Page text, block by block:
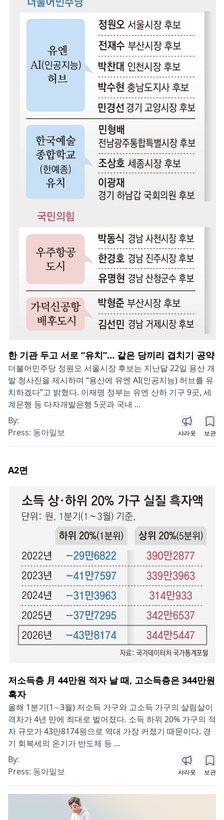
한 기관 두고 서로 “유치”… 같은 당끼리 겹치기 공약
더불어민주당 정원오 서울시장 후보는 지난달 22일 용산 개
발 청사진을 제시하며 “용산에 유엔 AI(인공지능) 허브를 유
치하겠다”고 밝혔다. 이재명 정부는 유엔 산하 기구 9곳, 세
계은행 등 다자개발은행 5곳과 국내 ...
By:
Press: 동아일보 샤라웃 보관
A2면
저소득층 月 44만원 적자 날 때, 고소득층은 344만원
흑자
올해 1분기(1∼3월) 저소득 가구와 고소득 가구의 살림살이
격차가 4년 만에 최대로 벌어졌다. 소득 하위 20% 가구의 적
자 규모가 43만8174원으로 역대 가장 커졌기 때문이다. 경
기 회복세의 온기가 반도체 등 ...
By:
Press: 동아일보 샤라웃 보관